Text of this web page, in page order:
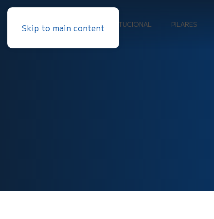
Skip to main contentINSTITUCIONAL PILARES